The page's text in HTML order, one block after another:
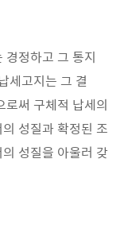
정하고 그 통지
세고지는 그 결
써 구체적 납세의
성질과 확정된 조
성질을 아울러 갖